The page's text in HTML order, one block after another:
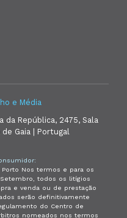
e Média
da República, 2475, Sala
Gaia | Portugal
Nos termos e para os
todos os litígios
e venda ou de prestação
serão definitivamente
do Centro de
nomeados nos termos